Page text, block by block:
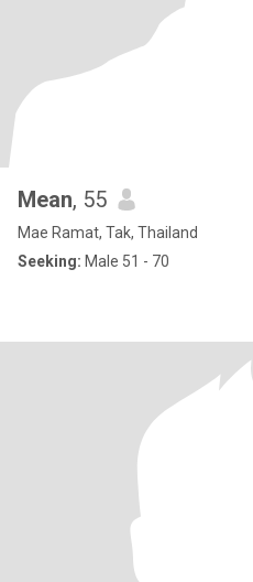
Mean, 55
Mae Ramat, Tak, Thailand
Seeking: Male 51 - 70